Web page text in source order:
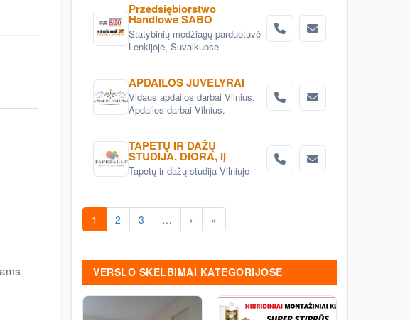
Przedsiębiorstwo
Handlowe SABO
Statybinių medžiagų parduotuvė
Lenkijoje, Suvalkuose
APDAILOS JUVELYRAI
Vidaus apdailos darbai Vilnius.
Apdailos darbai Vilnius.
TAPETŲ IR DAŽŲ
STUDIJA, DIORA, IĮ
Tapetų ir dažų studija Vilniuje
1 2 3 … › »
VERSLO SKELBIMAI KATEGORIJOSE